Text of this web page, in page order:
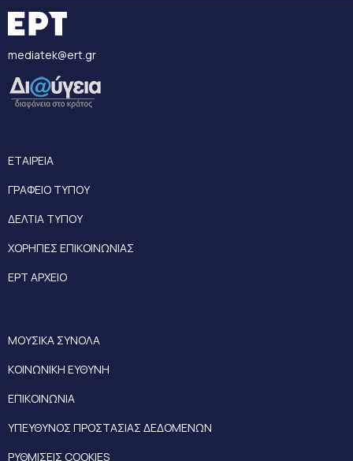
mediatek@ert.gr
ΕΤΑΙΡΕΙΑ
ΓΡΑΦΕΙΟ ΤΥΠΟΥ
ΔΕΛΤΙΑ ΤΥΠΟΥ
ΧΟΡΗΓΙΕΣ ΕΠΙΚΟΙΝΩΝΙΑΣ
ΕΡΤ ΑΡΧΕΙΟ
ΜΟΥΣΙΚΑ ΣΥΝΟΛΑ
ΚΟΙΝΩΝΙΚΗ ΕΥΘΥΝΗ
ΕΠΙΚΟΙΝΩΝΙΑ
ΥΠΕΥΘΥΝΟΣ ΠΡΟΣΤΑΣΙΑΣ ΔΕΔΟΜΕΝΩΝ
ΡΥΘΜΙΣΕΙΣ COOKIES